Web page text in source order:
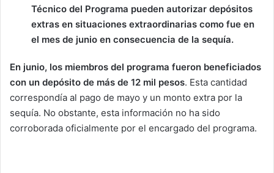
Técnico del Programa pueden autorizar depósitos
extras en situaciones extraordinarias como fue en
el mes de junio en consecuencia de la sequía.
En junio, los miembros del programa fueron beneficiados
con un depósito de más de 12 mil pesos. Esta cantidad
correspondía al pago de mayo y un monto extra por la
sequía. No obstante, esta información no ha sido
corroborada oficialmente por el encargado del programa.